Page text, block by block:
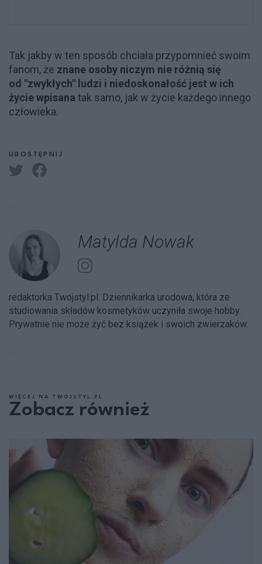
Tak jakby w ten sposób chciała przypomnieć swoim
fanom, że znane osoby niczym nie różnią się
od "zwykłych" ludzi i niedoskonałość jest w ich
życie wpisana tak samo, jak w życie każdego innego
człowieka.
UDOSTĘPNIJ
Matylda Nowak
redaktorka Twojstyl.pl. Dziennikarka urodowa, która ze
studiowania składów kosmetyków uczyniła swoje hobby.
Prywatnie nie może żyć bez książek i swoich zwierzaków.
WIĘCEJ NA TWOJSTYL.PL
Zobacz również